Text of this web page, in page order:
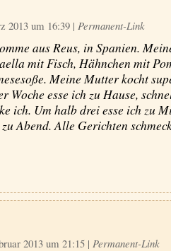
2013 um 16:39 | Permanent-Link
aus Reus, in Spanien.
mit Fisch, Hähnchen mit
Meine Mutter kocht
Woche esse ich zu Hause,
ich. Um halb drei esse ich zu
Abend. Alle Gerichten
2013 um 21:15 | Permanent-Link